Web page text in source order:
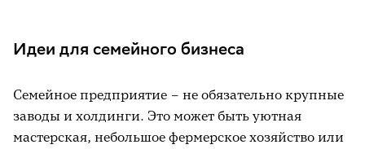
Идеи для семейного бизнеса
Семейное предприятие – не обязательно крупные
заводы и холдинги. Это может быть уютная
мастерская, небольшое фермерское хозяйство или